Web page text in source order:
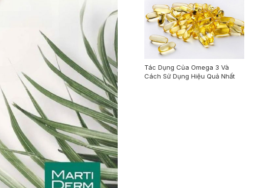
Tác Dụng Của Omega 3 Và
Cách Sử Dụng Hiệu Quả Nhất